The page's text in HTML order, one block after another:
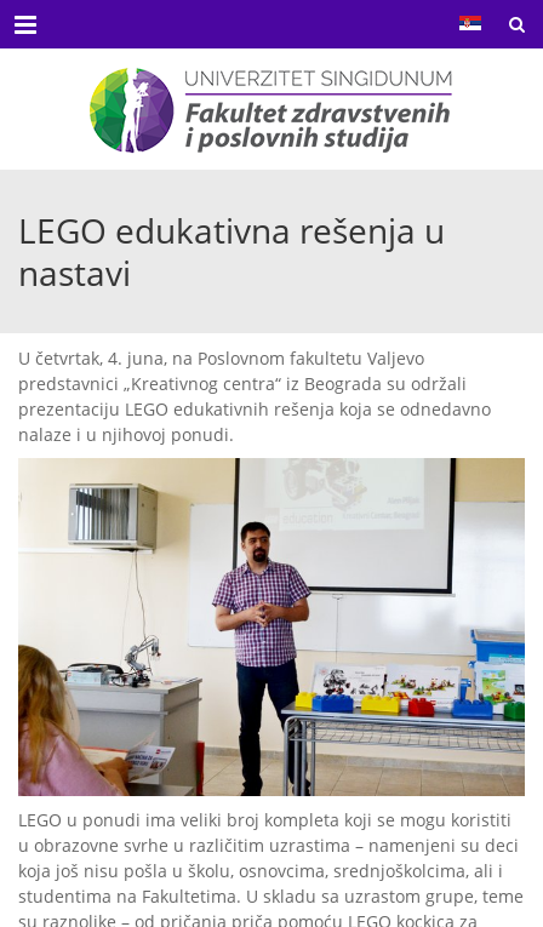
Menu
LEGO edukativna rešenja u
nastavi
U četvrtak, 4. juna, na Poslovnom fakultetu Valjevo
predstavnici „Kreativnog centra“ iz Beograda su održali
prezentaciju LEGO edukativnih rešenja koja se odnedavno
nalaze i u njihovoj ponudi.
LEGO u ponudi ima veliki broj kompleta koji se mogu koristiti
u obrazovne svrhe u različitim uzrastima – namenjeni su deci
koja još nisu pošla u školu, osnovcima, srednjoškolcima, ali i
studentima na Fakultetima. U skladu sa uzrastom grupe, teme
su raznolike – od pričanja priča pomoću LEGO kockica za